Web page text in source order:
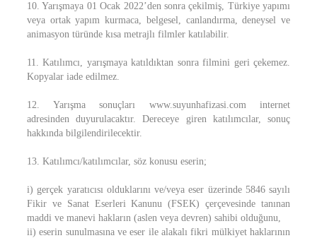
10. Yarışmaya 01 Ocak 2022’den sonra çekilmiş, Türkiye yapımı
veya ortak yapım kurmaca, belgesel, canlandırma, deneysel ve
animasyon türünde kısa metrajlı filmler katılabilir.
11. Katılımcı, yarışmaya katıldıktan sonra filmini geri çekemez.
Kopyalar iade edilmez.
12. Yarışma sonuçları www.suyunhafizasi.com internet
adresinden duyurulacaktır. Dereceye giren katılımcılar, sonuç
hakkında bilgilendirilecektir.
13. Katılımcı/katılımcılar, söz konusu eserin;
i) gerçek yaratıcısı olduklarını ve/veya eser üzerinde 5846 sayılı
Fikir ve Sanat Eserleri Kanunu (FSEK) çerçevesinde tanınan
maddi ve manevi hakların (aslen veya devren) sahibi olduğunu,
ii) eserin sunulmasına ve eser ile alakalı fikri mülkiyet haklarının